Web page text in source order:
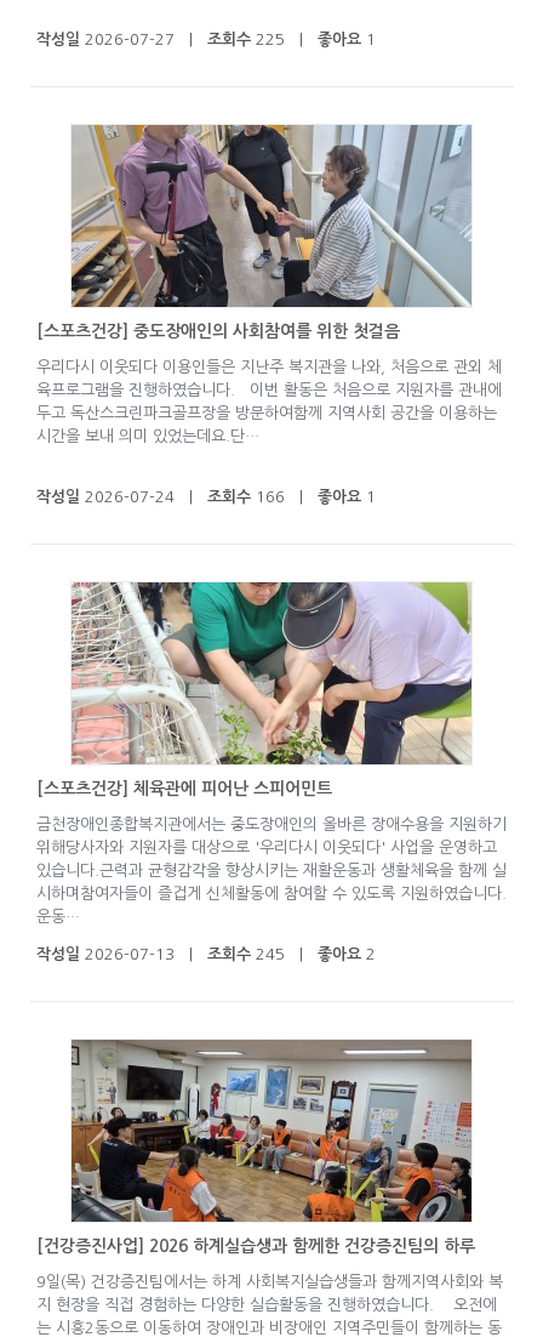
작성일 2026-07-27 | 조회수225 | 좋아요1
[스포츠건강] 중도장애인의 사회참여를 위한 첫걸음
우리다시 이웃되다 이용인들은 지난주 복지관을 나와, 처음으로 관외 체
육프로그램을 진행하였습니다. 이번 활동은 처음으로 지원자를 관내에
두고 독산스크린파크골프장을 방문하여함께 지역사회 공간을 이용하는
시간을 보내 의미 있었는데요.단…
작성일 2026-07-24 | 조회수166 | 좋아요1
[스포츠건강] 체육관에 피어난 스피어민트
금천장애인종합복지관에서는 중도장애인의 올바른 장애수용을 지원하기
위해당사자와 지원자를 대상으로 '우리다시 이웃되다' 사업을 운영하고
있습니다.근력과 균형감각을 향상시키는 재활운동과 생활체육을 함께 실
시하며참여자들이 즐겁게 신체활동에 참여할 수 있도록 지원하였습니다.
운동…
작성일 2026-07-13 | 조회수245 | 좋아요2
[건강증진사업] 2026 하계실습생과 함께한 건강증진팀의 하루
9일(목) 건강증진팀에서는 하계 사회복지실습생들과 함께지역사회와 복
지 현장을 직접 경험하는 다양한 실습활동을 진행하였습니다. 오전에
는 시흥2동으로 이동하여 장애인과 비장애인 지역주민들이 함께하는 동